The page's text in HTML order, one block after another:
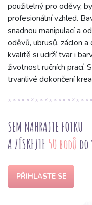
použitelný pro oděvy,
profesionální vzhled.
snadnou manipulací a
oděvů, ubrusů, záclon
kvalitě si udrží tvar i
životnost ručních prací.
trvanlivé dokončení
SEM NAHRAJTE FOTKU
A ZÍSKEJTE 50 bodů
PŘIHLASTE SE